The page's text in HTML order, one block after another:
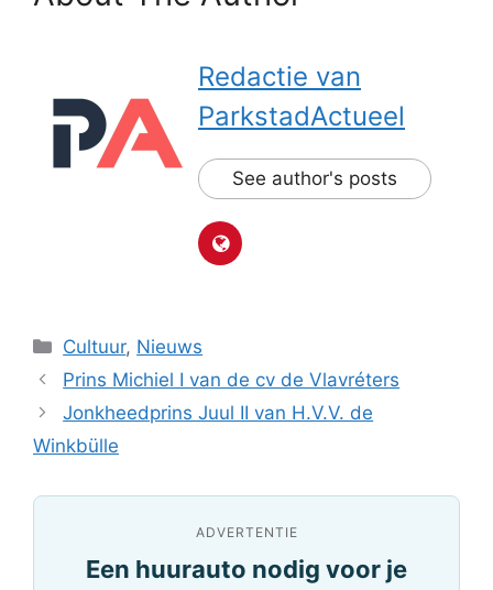
Redactie van
ParkstadActueel
See author's posts
Categorieën
Cultuur, Nieuws
Prins Michiel I van de cv de Vlavréters
Jonkheedprins Juul II van H.V.V. de
Winkbülle
ADVERTENTIE
Een huurauto nodig voor je